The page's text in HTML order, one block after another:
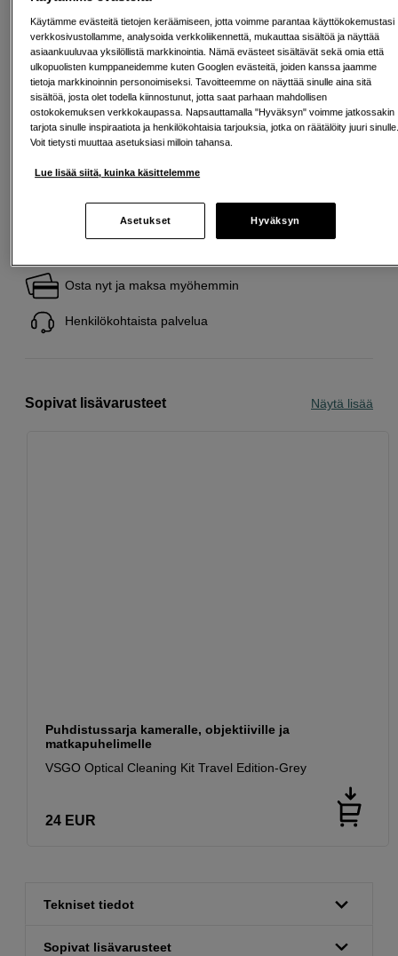
Maksa Svea-erämaksulla
Esimerkki: 36 kk, 323 EUR/kk, yhteensä 11 633 EUR, todellinen
vuosikorko 19,07 %
Avausmaksu 5 EUR, laskutusmaksu 0 EUR/kk lisäksi
Lainaaminen maksaa! Jos et pysty maksamaan velkaa ajoissa, saatat
saada maksuhäiriömerkinnän. Se voi vaikeuttaa asunnon vuokraamista,
liittymien tekemistä ja uusien lainojen saamista. Apua saat kuntasi talous- ja
velkaneuvonnasta. Yhteystiedot löydät sivulta kkv.fi (avautuu uuteen
Osta nyt ja maksa myöhemmin
Henkilökohtaista palvelua
Sopivat lisävarusteet Näytä lisää
Puhdistussarja kameralle, objektiiville ja
matkapuhelimelle
VSGO Optical Cleaning Kit Travel Edition-Grey
24 EUR
Tekniset tiedot
Sopivat lisävarusteet
Käytämme evästeitä tietojen keräämiseen, jotta voimme parantaa käyttökokemustasi
verkkosivustollamme, analysoida verkkoliikennettä, mukauttaa sisältöä ja näyttää
asiaankuuluvaa yksilöllistä markkinointia. Nämä evästeet sisältävät sekä omia että
ulkopuolisten kumppaneidemme kuten Googlen evästeitä, joiden kanssa jaamme
tietoja markkinoinnin personoimiseksi. Tavoitteemme on näyttää sinulle aina sitä
sisältöä, josta olet todella kiinnostunut, jotta saat parhaan mahdollisen
ostokokemuksen verkkokaupassa. Napsauttamalla "Hyväksyn" voimme jatkossakin
tarjota sinulle inspiraatiota ja henkilökohtaisia tarjouksia, jotka on räätälöity juuri
Voit tietysti muuttaa asetuksiasi milloin tahansa.
Lue lisää siitä, kuinka käsittelemme
Asetukset Hyväksyn